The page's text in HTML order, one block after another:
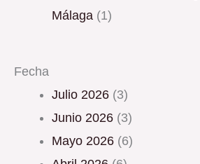
Málaga (1)
Fecha
julio 2026 (3)
junio 2026 (3)
mayo 2026 (6)